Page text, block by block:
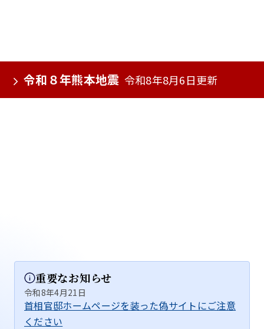
令和８年熊本地震 令和8年8月6日更新
重要なお知らせ
令和8年4月21日
首相官邸ホームページを装った偽サイトにご注意
ください